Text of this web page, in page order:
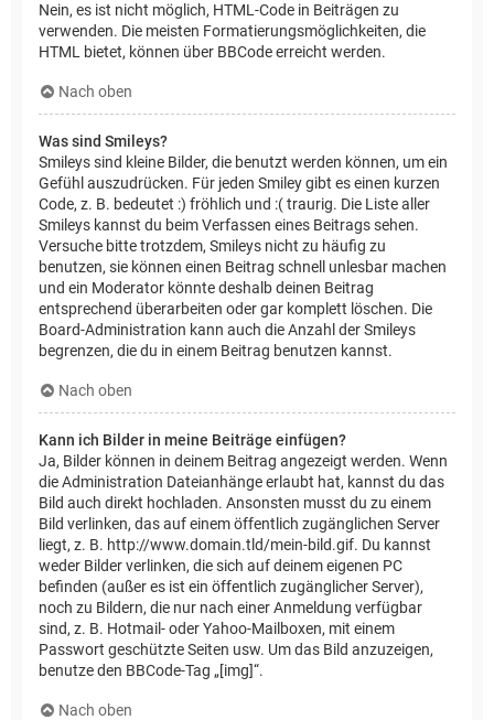
Nein, es ist nicht möglich, HTML-Code in Beiträgen zu
verwenden. Die meisten Formatierungsmöglichkeiten, die
HTML bietet, können über BBCode erreicht werden.
Nach oben
Was sind Smileys?
Smileys sind kleine Bilder, die benutzt werden können, um ein
Gefühl auszudrücken. Für jeden Smiley gibt es einen kurzen
Code, z. B. bedeutet :) fröhlich und :( traurig. Die Liste aller
Smileys kannst du beim Verfassen eines Beitrags sehen.
Versuche bitte trotzdem, Smileys nicht zu häufig zu
benutzen, sie können einen Beitrag schnell unlesbar machen
und ein Moderator könnte deshalb deinen Beitrag
entsprechend überarbeiten oder gar komplett löschen. Die
Board-Administration kann auch die Anzahl der Smileys
begrenzen, die du in einem Beitrag benutzen kannst.
Nach oben
Kann ich Bilder in meine Beiträge einfügen?
Ja, Bilder können in deinem Beitrag angezeigt werden. Wenn
die Administration Dateianhänge erlaubt hat, kannst du das
Bild auch direkt hochladen. Ansonsten musst du zu einem
Bild verlinken, das auf einem öffentlich zugänglichen Server
liegt, z. B. http://www.domain.tld/mein-bild.gif. Du kannst
weder Bilder verlinken, die sich auf deinem eigenen PC
befinden (außer es ist ein öffentlich zugänglicher Server),
noch zu Bildern, die nur nach einer Anmeldung verfügbar
sind, z. B. Hotmail- oder Yahoo-Mailboxen, mit einem
Passwort geschützte Seiten usw. Um das Bild anzuzeigen,
benutze den BBCode-Tag „[img]“.
Nach oben